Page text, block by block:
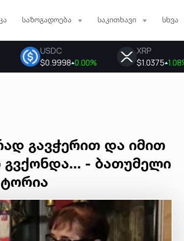
საზოგადოება საკითხავი სხვა
გავჭერით და იმით
- ბათუმელი